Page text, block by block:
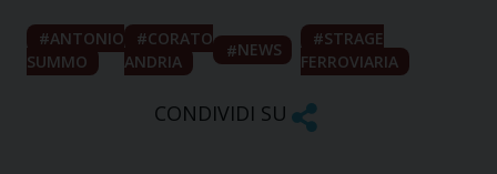
ANTONIO
SUMMO
CORATO
ANDRIA
NEWS
STRAGE
FERROVIARIA
CONDIVIDI SU